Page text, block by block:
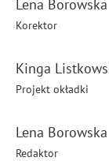
Lena Borowska
Korektor
Kinga
Projekt okładki
Lena Borowska
Redaktor